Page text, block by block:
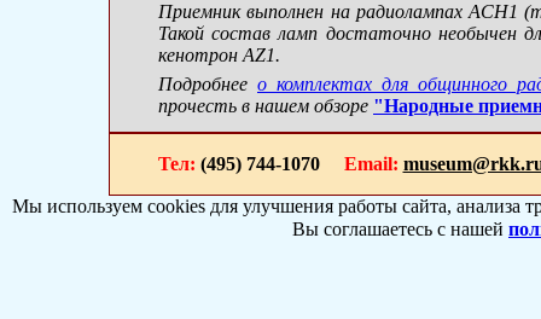
Приемник выполнен на радиолампах ACH1
Такой состав ламп достаточно необычен
кенотрон AZ1.
Подробнее о комплектах для общинного
прочесть в нашем обзоре "Народные
Тел: (495) 744-1070 Email:
Мы используем cookies для улучшения работы сайта, анализа
Вы соглашаетесь с нашей